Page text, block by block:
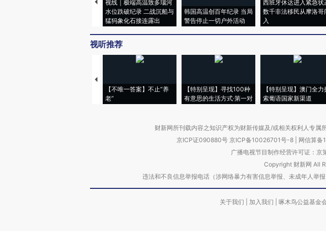
视线｜极端高温致多瑙河
水位跌破纪录 二战沉船与
猛犸象化石接连露出
韩国高温创百年纪录 当局
警告停止一切户外活动
西班牙休达进入紧急状
数千非法移民从摩洛哥
入
视听推荐
【不唯一答案】不止“养
老”
【特别呈现】寻找100种
有意思的生活方式·第一对
【特别呈现】澳门全力
索葡语国家新渠道
财新网所刊载内容之知识产权为财新传媒及/或相关权利人专属
京ICP证090880号 京ICP备10026701号-8 网信算
广播电视节目制作经营许可证：京
Copyright 财新网 All
违法和不良信息举报电话（涉网络暴力有害信息举报、未成年人
关于我们 加入我们 啄木鸟公益基金